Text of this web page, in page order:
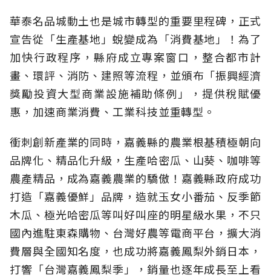
華泰名品城動土也是城市轉型的重要里程碑，正式
宣告從「生產基地」蛻變成為「消費基地」！為了
加快行政程序，縣府成立專案窗口，整合都市計
畫、環評、消防、建照等流程，並頒布「振興經濟
獎勵投資大型商業設施補助條例」，提供稅賦優
惠，加速商業消費、工業科技並重轉型。
衝刺創新產業的同時，嘉義縣的農業根基積極朝向
品牌化、精品化升級，生產哈密瓜、山葵、咖啡等
農產精品，成為嘉義農業的驕傲！嘉義縣政府成功
打造「嘉義優鮮」品牌，造就玉女小番茄、反季節
木瓜、極光哈密瓜等叫好叫座的明星級水果，不只
國內進駐東森購物、台灣好農等電商平台，擴大消
費層與全國知名度，也成功將嘉義鳳梨外銷日本，
打響「台灣嘉義鳳梨季」，銷量也逐年成長至上看